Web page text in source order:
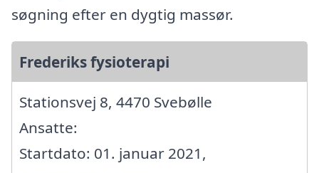
søgning efter en dygtig massør.
Frederiks fysioterapi
Stationsvej 8, 4470 Svebølle
Ansatte:
Startdato: 01. januar 2021,